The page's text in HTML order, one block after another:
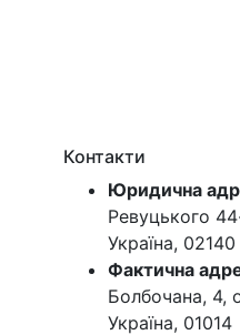
Контакти
Юридична
Ревуцького
Україна, 02140
Фактична
Болбочана, 4,
Україна, 01014